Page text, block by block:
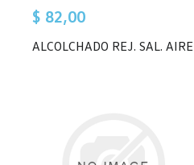
$ 82,00
ALCOLCHADO REJ. SAL. AIRE